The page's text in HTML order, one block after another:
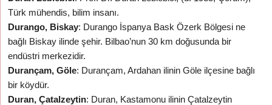
Türk mühendis, bilim insanı.
Durango, Biskay: Durango İspanya Bask Özerk Bölgesi ne
bağlı Biskay ilinde şehir. Bilbao’nun 30 km doğusunda bir
endüstri merkezidir.
Durançam, Göle: Durançam, Ardahan ilinin Göle ilçesine bağlı
bir köydür.
Duran, Çatalzeytin: Duran, Kastamonu ilinin Çatalzeytin